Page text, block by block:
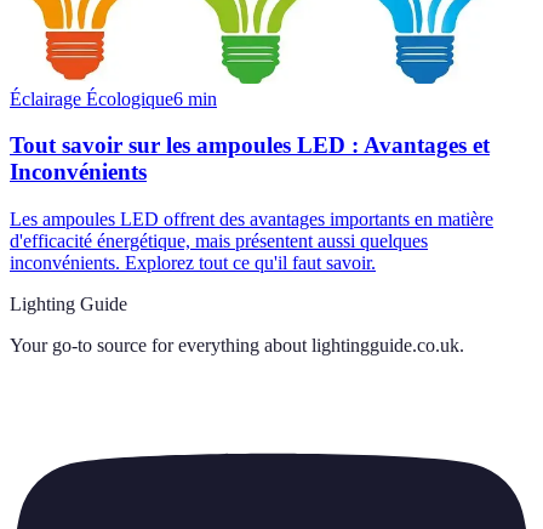
Éclairage Écologique6 min
Tout savoir sur les ampoules LED : Avantages et
Inconvénients
Les ampoules LED offrent des avantages importants en matière
d'efficacité énergétique, mais présentent aussi quelques
inconvénients. Explorez tout ce qu'il faut savoir.
Lighting Guide
Your go-to source for everything about lightingguide.co.uk.